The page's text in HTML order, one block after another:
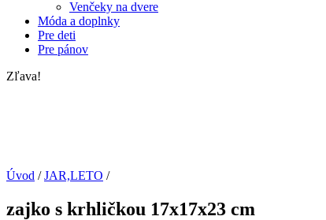
Venčeky na dvere
Móda a doplnky
Pre deti
Pre pánov
Zľava!
Úvod /JAR,LETO /
zajko s krhličkou 17x17x23 cm